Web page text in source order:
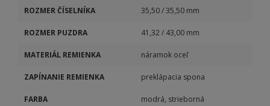
ROZMER ČÍSELNÍKA 35,50 / 35,50 mm
ROZMER PUZDRA 41,32 / 43,00 mm
MATERIÁL REMIENKA náramok oceľ
ZAPÍNANIE REMIENKA preklápacia spona
FARBA modrá, strieborná